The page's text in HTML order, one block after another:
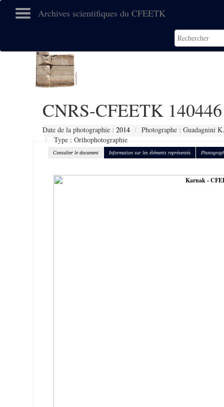
Archives scientifiques du CFEETK
CNRS-CFEETK 140446
Date de la photographie : 2014
Photographe : Guadagnini K.
Type : Orthophotographie
Consulter le document Information sur les éléments représentés